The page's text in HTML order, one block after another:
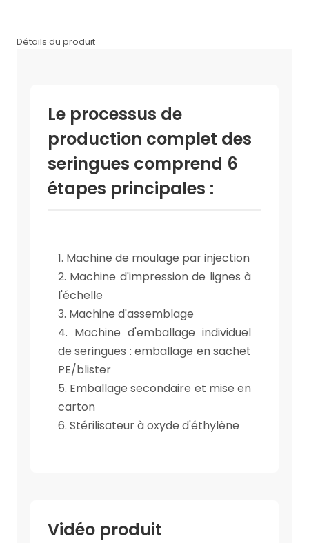
Détails du produit
Le processus de
production complet des
seringues comprend 6
étapes principales :
1. Machine de moulage par injection
2. Machine d'impression de lignes à
l'échelle
3. Machine d'assemblage
4. Machine d'emballage individuel
de seringues : emballage en sachet
PE/blister
5. Emballage secondaire et mise en
carton
6. Stérilisateur à oxyde d'éthylène
Vidéo produit